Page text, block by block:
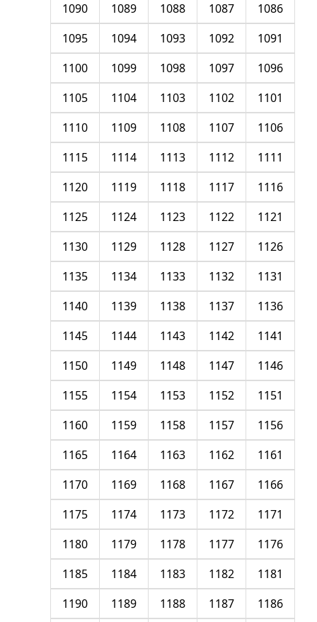
1086
1087
1088
1089
1090
1091
1092
1093
1094
1095
1096
1097
1098
1099
1100
1101
1102
1103
1104
1105
1106
1107
1108
1109
1110
1111
1112
1113
1114
1115
1116
1117
1118
1119
1120
1121
1122
1123
1124
1125
1126
1127
1128
1129
1130
1131
1132
1133
1134
1135
1136
1137
1138
1139
1140
1141
1142
1143
1144
1145
1146
1147
1148
1149
1150
1151
1152
1153
1154
1155
1156
1157
1158
1159
1160
1161
1162
1163
1164
1165
1166
1167
1168
1169
1170
1171
1172
1173
1174
1175
1176
1177
1178
1179
1180
1181
1182
1183
1184
1185
1186
1187
1188
1189
1190